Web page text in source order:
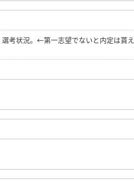
考状況。←第一志望でないと内定は貰